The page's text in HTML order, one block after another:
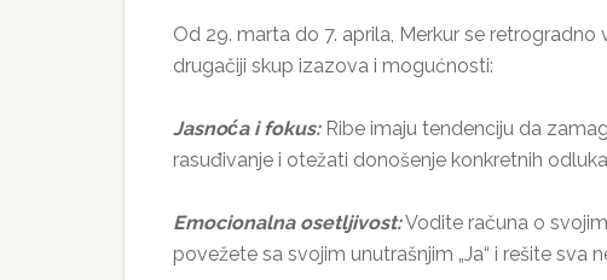
Od 29. marta do 7. aprila, Merkur se
drugačiji skup izazova i mogućnosti:
Jasnoća i fokus:Ribe imaju tendenciju da
rasuđivanje i otežati donošenje konkretnih
Emocionalna osetljivost:Vodite računa o
povežete sa svojim unutrašnjim „Ja“ i rešite sva